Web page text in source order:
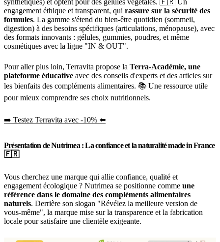
engagement éthique et transparent, qui rassure sur la sécurité des
formules. La gamme s'étend du bien-être quotidien (sommeil,
digestion) à des besoins spécifiques (articulations, ménopause), avec
des formats innovants : gélules, gummies, poudres, et même
cosmétiques avec la ligne "IN & OUT".
Pour aller plus loin, Terravita propose la Terra-Académie, une
plateforme éducative avec des conseils d'experts et des articles sur
les bienfaits des compléments alimentaires. 📚 Une ressource utile
pour mieux comprendre ses choix nutritionnels.
➡️ Testez Terravita avec -10% ⬅️
Présentation de Nutrimea : La confiance et la naturalité made in France
🇫🇷
Vous cherchez une marque qui allie confiance, qualité et
engagement écologique ? Nutrimea se positionne comme une
référence dans le domaine des compléments alimentaires
naturels. Derrière son slogan "Révélez la meilleure version de
vous-même", la marque mise sur la transparence et la fabrication
locale pour satisfaire une clientèle exigeante.